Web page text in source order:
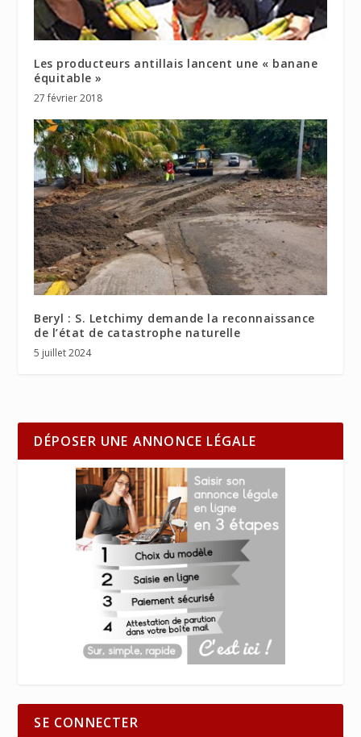
Les producteurs antillais lancent une « banane
équitable »
27 février 2018
Beryl : S. Letchimy demande la reconnaissance
de l’état de catastrophe naturelle
5 juillet 2024
DÉPOSER UNE ANNONCE LÉGALE
SE CONNECTER